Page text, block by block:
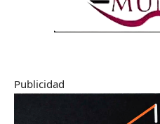
Publicidad